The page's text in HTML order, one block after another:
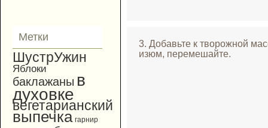
Метки
ШустрУжин
Яблоки
баклажаны в
духовке
вегетарианский
выпечка гарнир
3. Добавьте к творожной
изюм, перемешайте.